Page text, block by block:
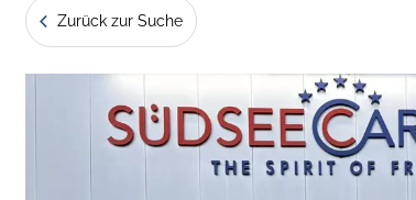
Zurück zur Suche